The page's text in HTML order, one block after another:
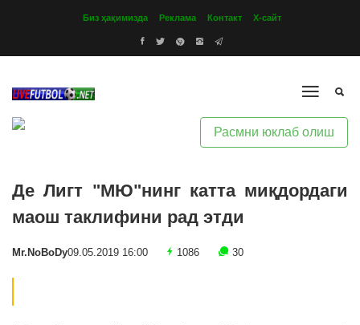
Биз ҳақимизда Реклама Контакт Х-сайт
Расмни юклаб олиш
Де Лигт "МЮ"нинг катта миқдордаги
маош таклифини рад этди
Mr.NoBoDy09.05.2019 16:00 1086 30